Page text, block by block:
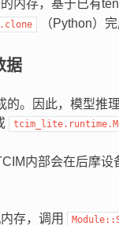
内存，基于已有
（Python）完
据
的。因此，模型推
内部会在后摩
存，调用